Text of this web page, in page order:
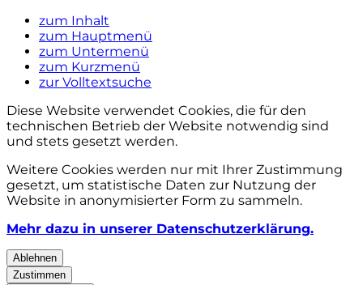
zum Inhalt
zum Hauptmenü
zum Untermenü
zum Kurzmenü
zur Volltextsuche
Diese Website verwendet Cookies, die für den
technischen Betrieb der Website notwendig sind
und stets gesetzt werden.
Weitere Cookies werden nur mit Ihrer Zustimmung
gesetzt, um statistische Daten zur Nutzung der
Website in anonymisierter Form zu sammeln.
Mehr dazu in unserer Datenschutzerklärung.
Ablehnen
Zustimmen